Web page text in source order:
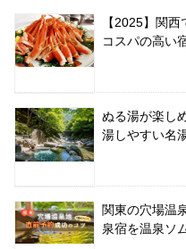
【2025】関
コスパの高い
ぬる湯が楽し
湯しやすい名
関東の穴場温
泉宿を温泉ソ